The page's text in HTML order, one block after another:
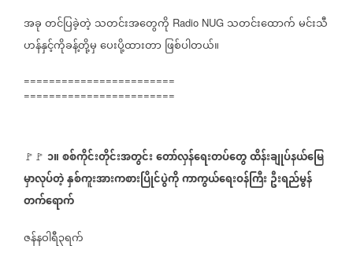
အခုတင်ပြခဲ့တဲ့ သတင်းအတွေကို Radio NUG သတင်းထောက်မင်းသီ
ဟန်နှင့်ကိုခန့်တို့မှပေးပို့ထားတာဖြစ်ပါတယ်။
========================
========================
🚩🚩 ၁။စစ်ကိုင်းတိုင်းအတွင်းတော်လှန်ရေးတပ်တွေထိန်းချုပ်နယ်မြေ
မှာလုပ်တဲ့နှစ်ကူးအားကစားပြိုင်ပွဲကိုကာကွယ်ရေးဝန်ကြီး ဦးရည်မွန်
တက်ရောက်
ဇန်နဝါရီ၃ရက်